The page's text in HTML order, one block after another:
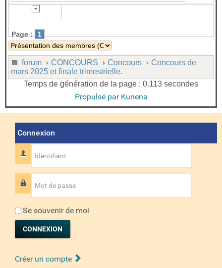
Page : 1
forum CONCOURS Concours
Concours de
mars 2025 et finale trimestrielle.
Temps de génération de la page : 0.113 secondes
Propulsé par Kunena
Connexion
Identifiant
Mot de passe
Se souvenir de moi
CONNEXION
Créer un compte